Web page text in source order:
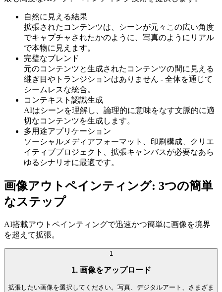
自然に見える結果
拡張されたコンテンツは、シーンが元々この広い角度
でキャプチャされたかのように、写真のようにリアル
で本物に見えます。
完璧なブレンド
元のコンテンツと生成されたコンテンツの間に見える
継ぎ目やトランジションはありません - 全体を通じて
シームレスな統合。
コンテキスト認識生成
AIはシーンを理解し、論理的に意味をなす文脈的に適
切なコンテンツを生成します。
多用途アプリケーション
ソーシャルメディアフォーマット、印刷構成、クリエ
イティブプロジェクト、拡張キャンバスが必要なあら
ゆるシナリオに最適です。
画像アウトペインティング: 3つの簡単
なステップ
AI搭載アウトペインティングで迅速かつ簡単に画像を境界
を超えて拡張。
1
1. 画像をアップロード
拡張したい画像を選択してください。写真、デジタルアート、さまざま